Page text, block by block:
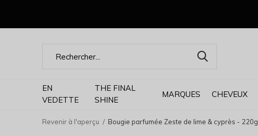
EN
VEDETTE
THE FINAL
SHINE
MARQUES CHEVEUX
Revenir à l'aperçu Bougie parfumée Zeste de lime & cyprès - 220g